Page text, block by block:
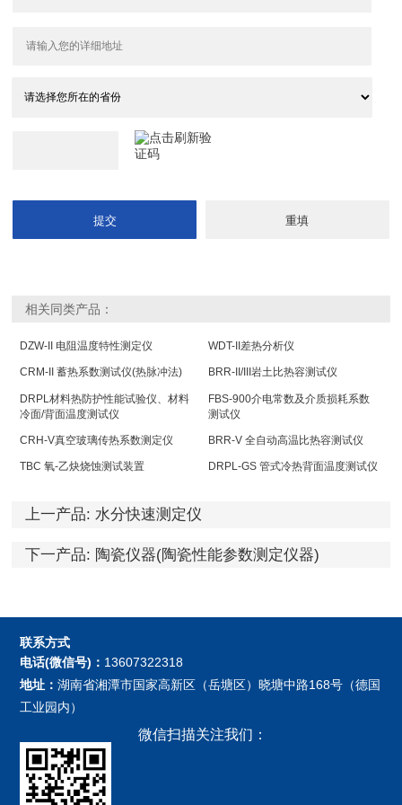
相关同类产品：
DZW-II 电阻温度特性测定仪 WDT-II差热分析仪
CRM-II 蓄热系数测试仪(热脉冲法) BRR-II/III岩土比热容测试仪
DRPL材料热防护性能试验仪、材料
冷面/背面温度测试仪
FBS-900介电常数及介质损耗系数
测试仪
CRH-V真空玻璃传热系数测定仪 BRR-V 全自动高温比热容测试仪
TBC 氧-乙炔烧蚀测试装置 DRPL-GS 管式冷热背面温度测试仪
上一产品: 水分快速测定仪
下一产品: 陶瓷仪器(陶瓷性能参数测定仪器)
联系方式
电话(微信号)： 13607322318
地址：湖南省湘潭市国家高新区（岳塘区）晓塘中路168号（德国
工业园内）
微信扫描关注我们：